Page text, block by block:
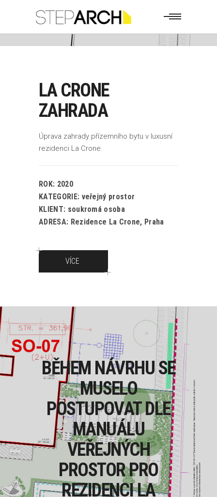
LA CRONE
ZAHRADA
Úprava zahrady přízemního bytu v luxusní
rezidenci La Crone.
ROK: 2020
KATEGORIE: veřejný prostor
KLIENT: soukromá osoba
ADRESA: Rezidence La Crone, Praha
VÍCE
BĚHEM NÁVRHU SE
MUSELO
POSTUPOVAT DLE
MANUÁLU
VEŘEJNÝCH
PROSTOR PRO
REZIDENCI LA